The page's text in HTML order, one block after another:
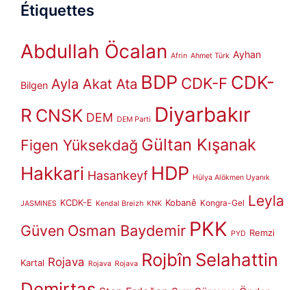
Étiquettes
Abdullah Öcalan Afrin Ahmet Türk Ayhan
Bilgen Ayla Akat Ata BDP CDK-F CDK-
R CNSK DEM DEM Parti Diyarbakır
Figen Yüksekdağ Gültan Kışanak
Hakkari Hasankeyf HDP Hülya Alökmen Uyanık
JASMINES KCDK-E Kendal Breizh KNK Kobanê Kongra-Gel Leyla
Güven Osman Baydemir PKK PYD Remzi
Kartal Rojava Rojava Rojava Rojbîn Selahattin